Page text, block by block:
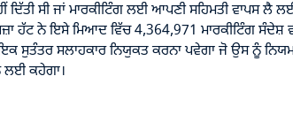
ਦਿੱਤੀ ਸੀ ਜਾਂ ਮਾਰਕੀਟਿੰਗ ਲਈ ਆਪਣੀ ਸਹਿਮਤੀ ਵਾਪਸ ਲੈ
ਹੱਟ ਨੇ ਇਸੇ ਮਿਆਦ ਵਿੱਚ 4,364,971 ਮਾਰਕੀਟਿੰਗ ਸੰਦੇਸ਼
ਸੁਤੰਤਰ ਸਲਾਹਕਾਰ ਨਿਯੁਕਤ ਕਰਨਾ ਪਵੇਗਾ ਜੋ ਉਸ ਨੂੰ
ਲਈ ਕਹੇਗਾ।